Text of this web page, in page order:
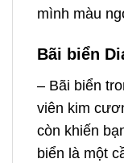
mình màu
Bãi biển
– Bãi biển
viên kim
còn khiến
biển là một